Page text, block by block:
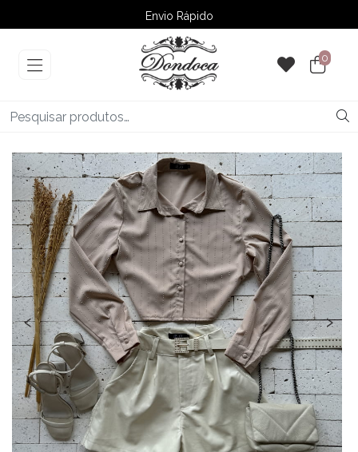
Envio Rápido
➚ Ofertas– Até 60% OFF
0
‹ ›